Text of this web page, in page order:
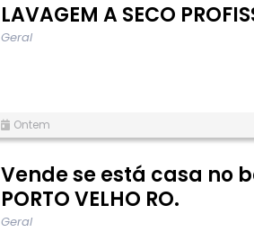
LAVAGEM A SECO
Geral
Ontem
Vende se está casa no
PORTO VELHO RO.
Geral